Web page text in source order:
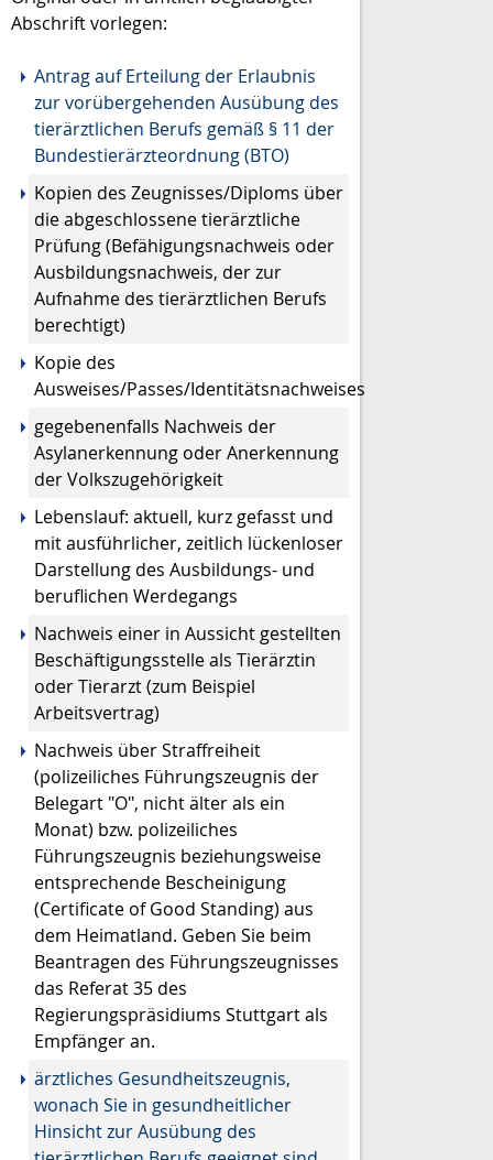
Abschrift vorlegen:
Antrag auf Erteilung der Erlaubnis
zur vorübergehenden Ausübung des
tierärztlichen Berufs gemäß § 11 der
Bundestierärzteordnung (BTO)
Kopien des Zeugnisses/Diploms über
die abgeschlossene tierärztliche
Prüfung (Befähigungsnachweis oder
Ausbildungsnachweis, der zur
Aufnahme des tierärztlichen Berufs
berechtigt)
Kopie des
Ausweises/Passes/Identitätsnachweises
gegebenenfalls Nachweis der
Asylanerkennung oder Anerkennung
der Volkszugehörigkeit
Lebenslauf: aktuell, kurz gefasst und
mit ausführlicher, zeitlich lückenloser
Darstellung des Ausbildungs- und
beruflichen Werdegangs
Nachweis einer in Aussicht gestellten
Beschäftigungsstelle als Tierärztin
oder Tierarzt (zum Beispiel
Arbeitsvertrag)
Nachweis über Straffreiheit
(polizeiliches Führungszeugnis der
Belegart "O", nicht älter als ein
Monat) bzw. polizeiliches
Führungszeugnis beziehungsweise
entsprechende Bescheinigung
(Certificate of Good Standing) aus
dem Heimatland. Geben Sie beim
Beantragen des Führungszeugnisses
das Referat 35 des
Regierungspräsidiums Stuttgart als
Empfänger an.
ärztliches Gesundheitszeugnis,
wonach Sie in gesundheitlicher
Hinsicht zur Ausübung des